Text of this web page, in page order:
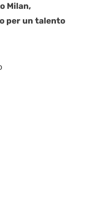
Milan,
per un talento